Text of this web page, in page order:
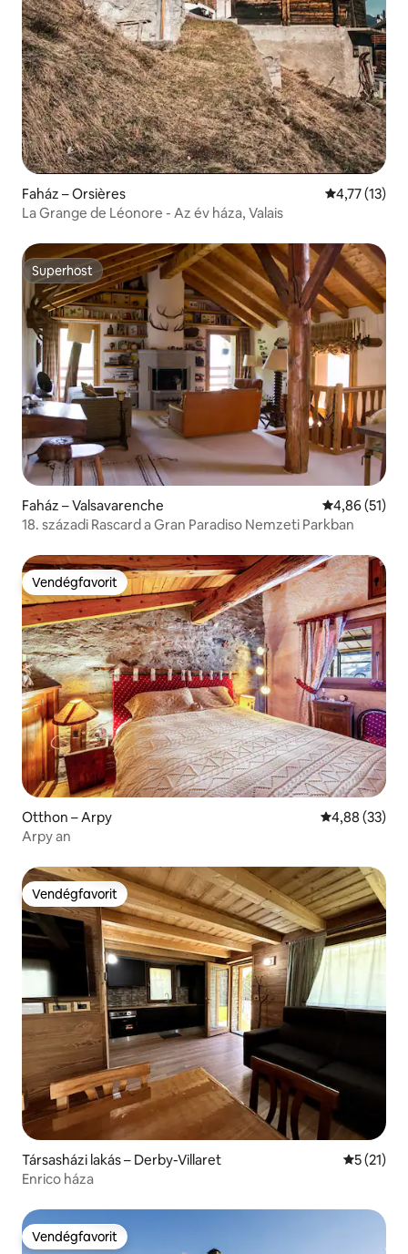
Faház – Orsières Átlagos
4,77 (13)
La Grange de Léonore - Az év háza, Valais
Superhost
Superhost
Faház – Valsavarenche Átlagos
4,86 (51)
18. századi Rascard a Gran Paradiso Nemzeti Parkban
Vendégfavorit
Vendégfavorit
Otthon – Arpy Átlagos
4,88 (33)
Arpy an
Vendégfavorit
Vendégfavorit
Társasházi lakás – Derby-Villaret Átlagos
5 (21)
Enrico háza
Vendégfavorit
Vendégfavorit